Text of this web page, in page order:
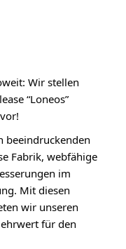
Wir stellen
“Loneos”
beeindruckenden
Fabrik, webfähige
im
Mit diesen
wir unseren
für den